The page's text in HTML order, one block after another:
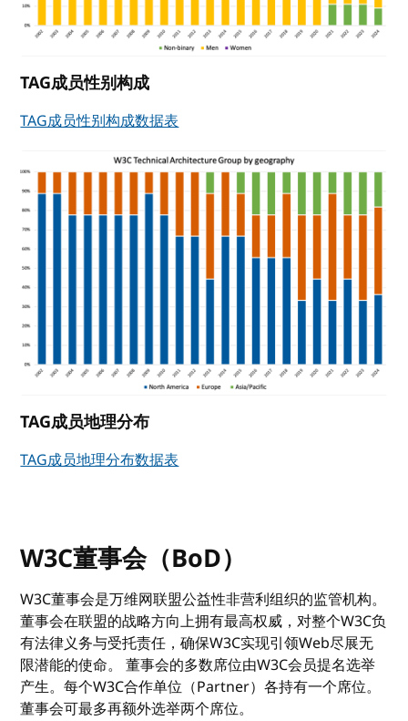
TAG成员性别构成
TAG成员性别构成数据表
TAG成员地理分布
TAG成员地理分布数据表
W3C董事会（BoD）
W3C董事会是万维网联盟公益性非营利组织的监管机构。
董事会在联盟的战略方向上拥有最高权威，对整个W3C负
有法律义务与受托责任，确保W3C实现引领Web尽展无
限潜能的使命。 董事会的多数席位由W3C会员提名选举
产生。每个W3C合作单位（Partner）各持有一个席位。
董事会可最多再额外选举两个席位。